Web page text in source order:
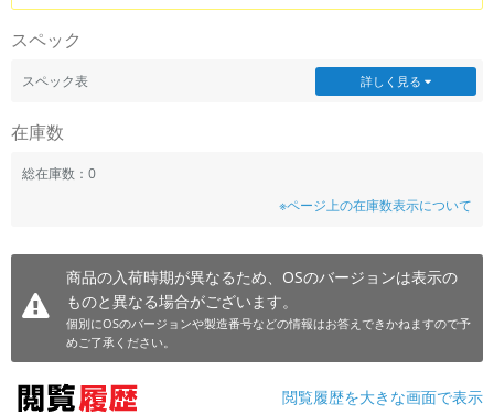
スペック
スペック表 詳しく見る
在庫数
総在庫数：0
※ページ上の在庫数表示について
商品の入荷時期が異なるため、OSのバージョンは表示の
ものと異なる場合がございます。
個別にOSのバージョンや製造番号などの情報はお答えできかねますので予
めご了承ください。
閲覧履歴を大きな画面で表示
モニタサイズ
価格
円
発売日
月 から
月 まで